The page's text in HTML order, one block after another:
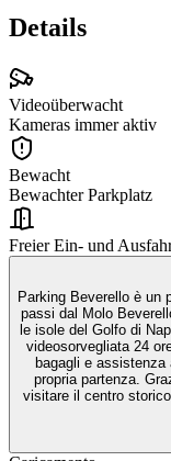
Details
Videoüberwacht
Kameras immer aktiv
Bewacht
Bewachter Parkplatz
Freier Ein- und
Parking Beverello è un
passi dal Molo
le isole del Golfo di
videosorvegliata 24
bagagli e assistenza
propria partenza.
visitare il centro